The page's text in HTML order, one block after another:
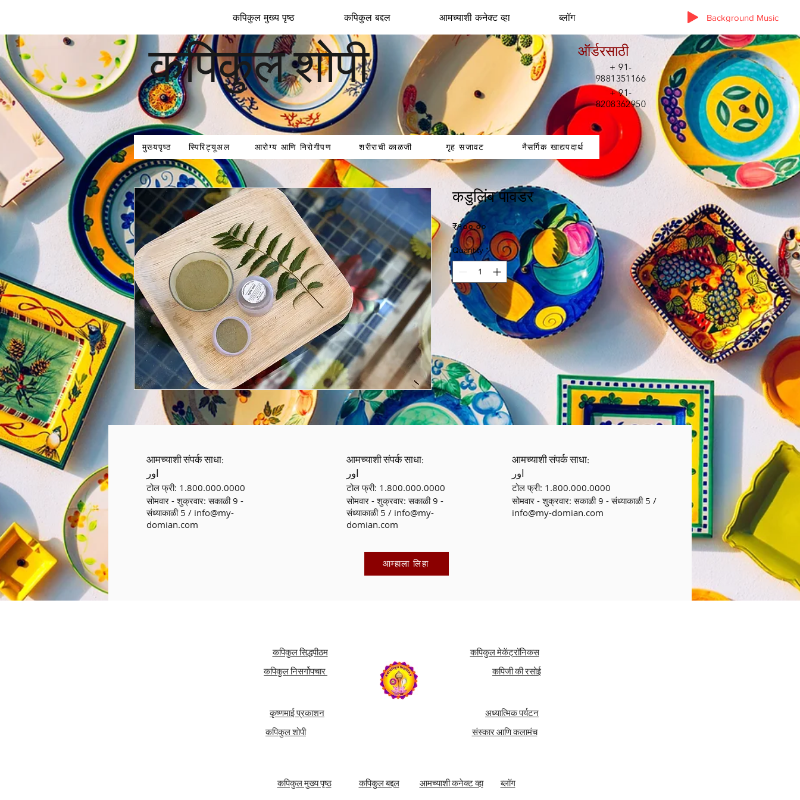
कपिकुल मुख्य पृष्ठ कपिकुल बद्दल आमच्याशी कनेक्ट व्हा ब्लॉग Background Music
कपिकुल शोपी ऑर्डरसाठी
+ 91-
9881351166
+ 91-
8208362950
मुख्यपृष्ठ स्पिरिट्यूअल आरोग्य आणि निरोगीपण शरीराची काळजी गृह सजावट नैसर्गिक खाद्यपदार्थ
कडुलिंब पावडर
₹१००.००Price
Quantity *
आमच्याशी संपर्क साधा:
اور
टोल फ्री: 1.800.000.0000
सोमवार - शुक्रवार: सकाळी 9 -
संध्याकाळी 5 / info@my-
domian.com
आमच्याशी संपर्क साधा:
اور
टोल फ्री: 1.800.000.0000
सोमवार - शुक्रवार: सकाळी 9 -
संध्याकाळी 5 / info@my-
domian.com
आम्हाला लिहा
आमच्याशी संपर्क साधा:
اور
टोल फ्री: 1.800.000.0000
सोमवार - शुक्रवार: सकाळी 9 - संध्याकाळी 5 /
info@my-domian.com
कपिकुल सिद्धपीठम
कपिकुल निसर्गोपचार
कृष्णमाई प्रकाशन
कपिकुल शोपी
कपिकुल मेकॅट्रॉनिकस
कपिजी की रसोई
अध्यात्मिक पर्यटन
संस्कार आणि कलामंच
कपिकुल मुख्य पृष्ठ कपिकुल बद्दल आमच्याशी कनेक्ट व्हा ब्लॉग